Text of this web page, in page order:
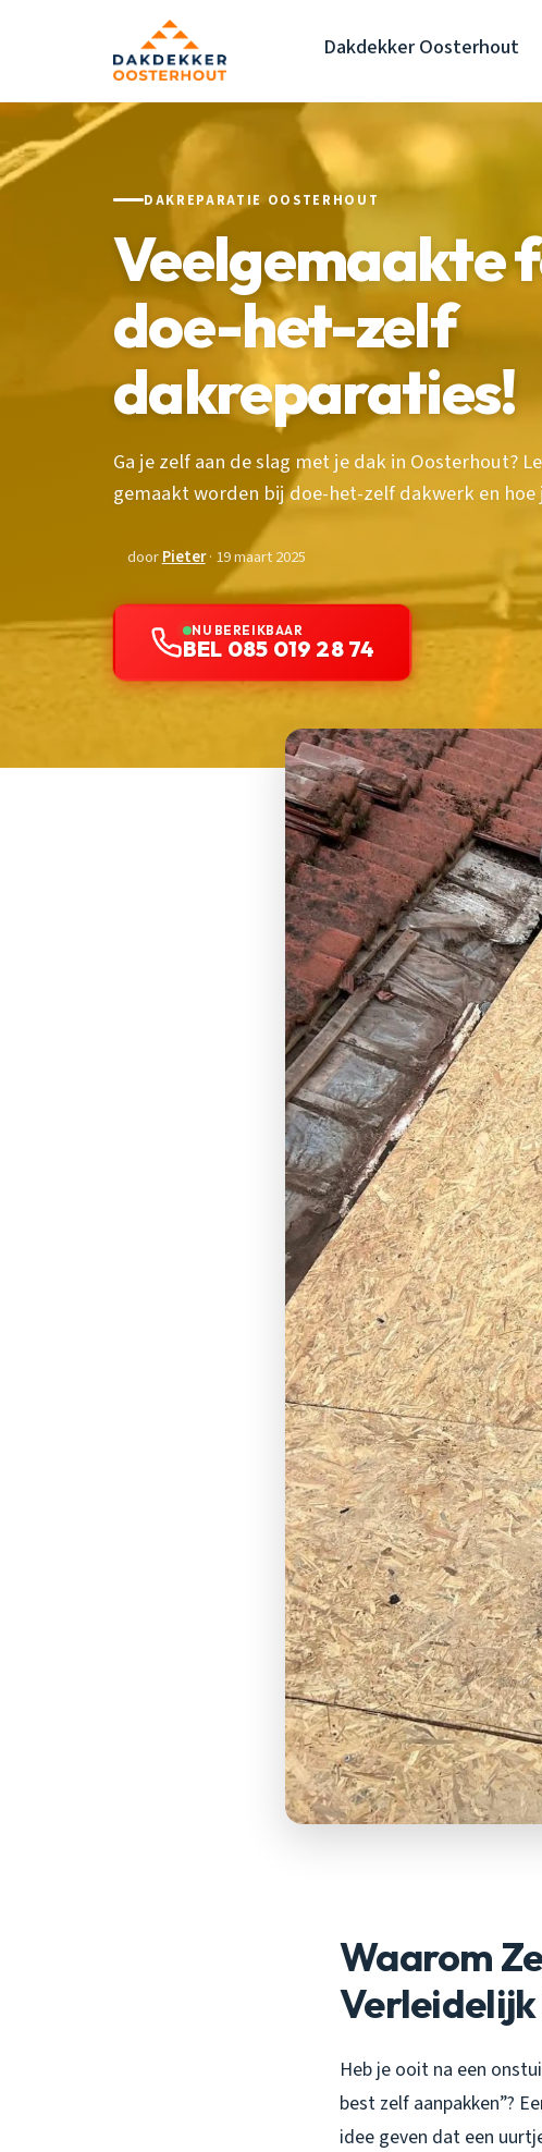
Dakdekker Oosterhout
DAKREPARATIE OOSTERHOUT
Veelgemaakte
doe-het-zelf
dakreparaties!
Ga je zelf aan de slag met je dak in Oosterhout?
gemaakt worden bij doe-het-zelf dakwerk en
doorPieter· 19 maart 2025
NU BEREIKBAAR
BEL 085 019 28 74
Waarom
Heb je ooit na een
best zelf aanpakken”?
idee geven dat een